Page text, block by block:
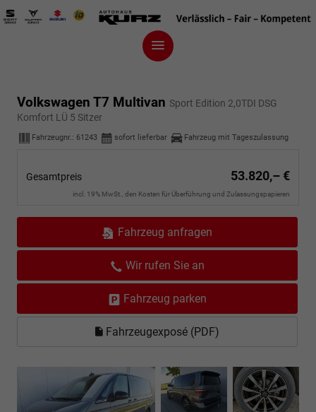
Volkswagen T7 Multivan Sport Edition 2,0TDI DSG
Komfort LÜ 5 Sitzer
Fahrzeugnr.: 61243 sofort lieferbar Fahrzeug mit Tageszulassung
Gesamtpreis 53.820,– €
incl. 19% MwSt., den Kosten für Überführung und Zulassungspapieren
Fahrzeug anfragen
Wir rufen Sie an
Fahrzeug parken
Fahrzeugexposé (PDF)